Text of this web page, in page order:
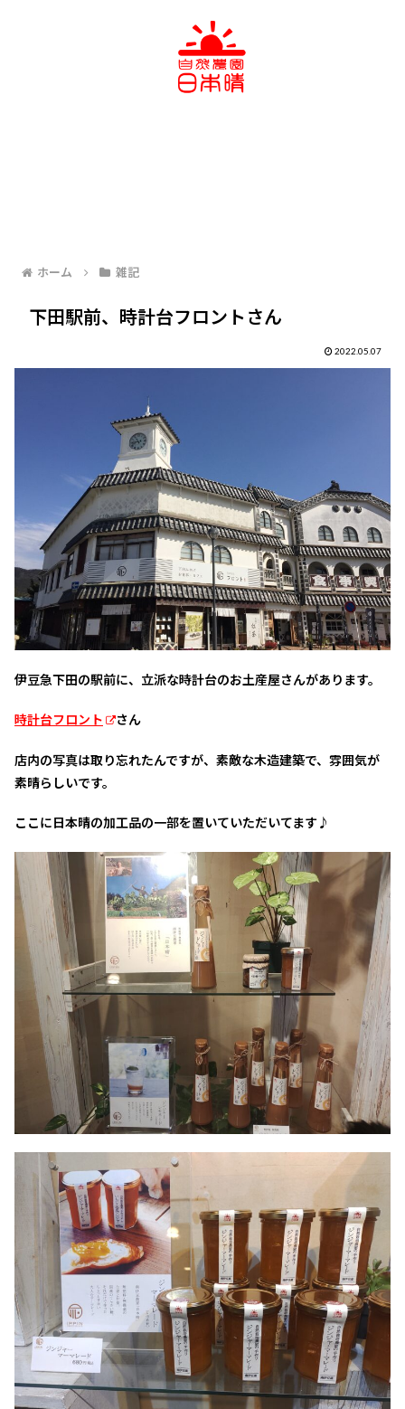
ホーム 雑記
下田駅前、時計台フロントさん
2022.05.07
伊豆急下田の駅前に、立派な時計台のお土産屋さんがあります。
時計台フロント さん
店内の写真は取り忘れたんですが、素敵な木造建築で、雰囲気が
素晴らしいです。
ここに日本晴の加工品の一部を置いていただいてます♪